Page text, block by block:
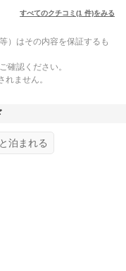
すべてのクチコミ(1 件)をみる
）はその内容を保証するも
確認ください。
ません。
泊まれる